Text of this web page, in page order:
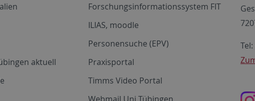
aktuell
Forschungsinformationssystem FIT
ILIAS, moodle
Personensuche (EPV)
Praxisportal
Timms Video Portal
Webmail Uni Tübingen
Tel: